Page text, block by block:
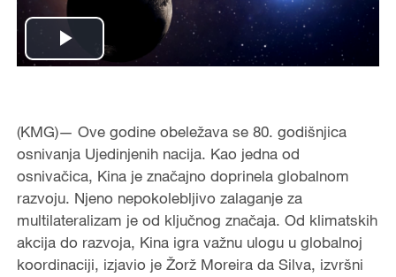
Play
(KMG)— Ove godine obeležava se 80. godišnjica
osnivanja Ujedinjenih nacija. Kao jedna od
osnivačica, Kina je značajno doprinela globalnom
razvoju. Njeno nepokolebljivo zalaganje za
multilateralizam je od ključnog značaja. Od klimatskih
akcija do razvoja, Kina igra važnu ulogu u globalnoj
koordinaciji, izjavio je Žorž Moreira da Silva, izvršni